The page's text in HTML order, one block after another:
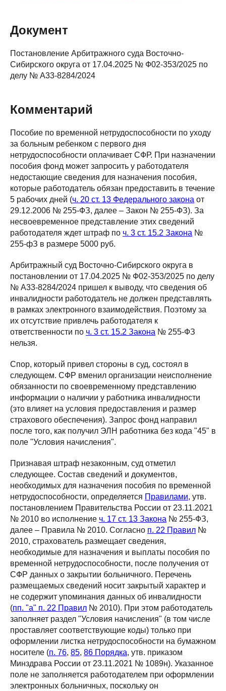
Документ
Постановление Арбитражного суда Восточно-
Сибирского округа от 17.04.2025 № Ф02-353/2025 по
делу № А33-8284/2024
Комментарий
Пособие по временной нетрудоспособности по уходу
за больным ребенком с первого дня
нетрудоспособности оплачивает СФР. При назначении
пособия фонд может запросить у работодателя
недостающие сведения для назначения пособия,
которые работодатель обязан предоставить в течение
5 рабочих дней (ч. 20 ст. 13 Федерального закона от
29.12.2006 № 255-ФЗ, далее – Закон № 255-ФЗ). За
несвоевременное представление этих сведений
работодателя ждет штраф по ч. 3 ст. 15.2 Закона №
255-фЗ в размере 5000 руб.
Арбитражный суд Восточно-Сибирского округа в
постановлении от 17.04.2025 № Ф02-353/2025 по делу
№ А33-8284/2024 пришел к выводу, что сведения об
инвалидности работодатель не должен представлять
в рамках электронного взаимодействия. Поэтому за
их отсутствие привлечь работодателя к
ответственности по ч. 3 ст. 15.2 Закона № 255-ФЗ
нельзя.
Спор, который привел стороны в суд, состоял в
следующем. СФР вменил организации неисполнение
обязанности по своевременному представлению
информации о наличии у работника инвалидности
(это влияет на условия предоставления и размер
страхового обеспечения). Запрос фонд направил
после того, как получил ЭЛН работника без кода "45" в
поле "Условия начисления".
Признавая штраф незаконным, суд отметил
следующее. Состав сведений и документов,
необходимых для назначения пособия по временной
нетрудоспособности, определяется Правилами, утв.
постановлением Правительства России от 23.11.2021
№ 2010 во исполнение ч. 17 ст. 13 Закона № 255-ФЗ,
далее – Правила № 2010. Согласно п. 22 Правил №
2010, страхователь размещает сведения,
необходимые для назначения и выплаты пособия по
временной нетрудоспособности, после получения от
СФР данных о закрытии больничного. Перечень
размещаемых сведений носит закрытый характер и
не содержит упоминания данных об инвалидности
(пп. "а" п. 22 Правил № 2010). При этом работодатель
заполняет раздел "Условия начисления" (в том числе
проставляет соответствующие коды) только при
оформлении листка нетрудоспособности на бумажном
носителе (п. 76, 85, 86 Порядка, утв. приказом
Минздрава России от 23.11.2021 № 1089н). Указанное
поле не заполняется работодателем при оформлении
электронных больничных, поскольку он